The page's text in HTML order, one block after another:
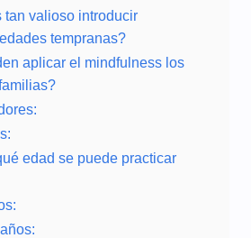
tan valioso introducir
tempranas?
aplicar el mindfulness los
edad se puede practicar